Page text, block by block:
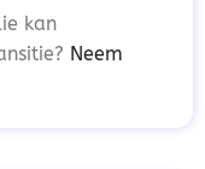
kan
Neem